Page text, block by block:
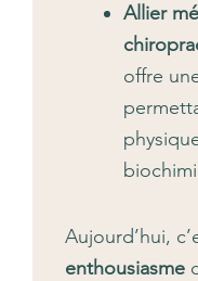
Allier
offre
Aujourd’hui,
enthousiasme